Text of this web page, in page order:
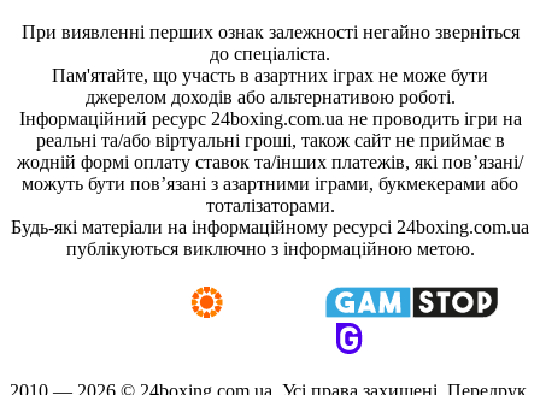
При виявленні перших ознак залежності негайно зверніться
до спеціаліста.
Пам'ятайте, що участь в азартних іграх не може бути
джерелом доходів або альтернативою роботі.
Інформаційний ресурс 24boxing.com.ua не проводить ігри на
реальні та/або віртуальні гроші, також сайт не приймає в
жодній формі оплату ставок та/інших платежів, які пов’язані/
можуть бути пов’язані з азартними іграми, букмекерами або
тоталізаторами.
Будь-які матеріали на інформаційному ресурсі 24boxing.com.ua
публікуються виключно з інформаційною метою.
2010 — 2026 © 24boxing.com.ua. Усi права захищенi. Передрук